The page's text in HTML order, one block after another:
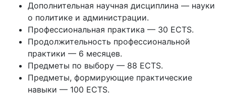
Дополнительная научная дисциплина — науки
о политике и администрации.
Профессиональная практика — 30 ECTS.
Продолжительность профессиональной
практики — 6 месяцев.
Предметы по выбору — 88 ECTS.
Предметы, формирующие практические
навыки — 100 ECTS.